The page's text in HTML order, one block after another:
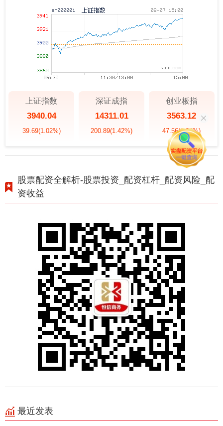
上证指数
3940.04
39.69(1.02%)
深证成指
14311.01
200.89(1.42%)
创业板指
3563.12
47.56(1.35%)
股票配资全解析-股票投资_配资杠杆_配资风险_配
资收益
最近发表